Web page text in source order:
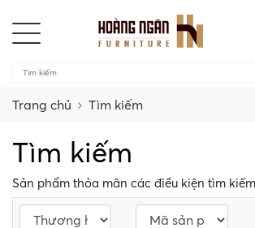
Trang chủ Tìm kiếm
Tìm kiếm
Sản phẩm thỏa mãn các điều kiện tìm kiếm